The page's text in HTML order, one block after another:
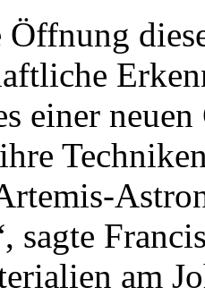
Öffnung
einer
sagte
am